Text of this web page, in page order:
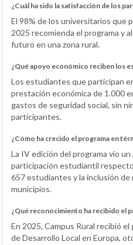
¿Cuál ha sido la satisfacción de los
El 98% de los universitarios que
2025 recomienda el programa y
futuro en una zona rural.
¿Qué apoyo económico reciben los
Los estudiantes que participan
prestación económica de 1.000
gastos de seguridad social, sin
participantes.
¿Cómo ha crecido el programa en
La IV edición del programa vio
participación estudiantil
657 estudiantes y la inclusión de
municipios.
¿Qué reconocimiento ha recibido el
En 2025, Campus Rural recibió
de Desarrollo Local en Europa,